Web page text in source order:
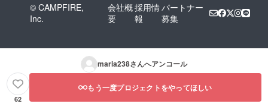
© CAMPFIRE,
Inc.
会社概
要
採用情
報
パートナー
募集
maria238さんへアンコール
62
もう一度プロジェクトをやってほしい